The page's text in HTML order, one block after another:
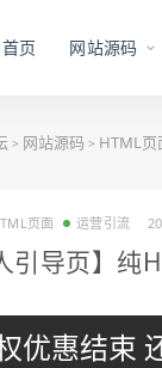
首页 网站源码
> 网站源码 > HTML页
页面 运营引流
引导页】纯
优惠结束